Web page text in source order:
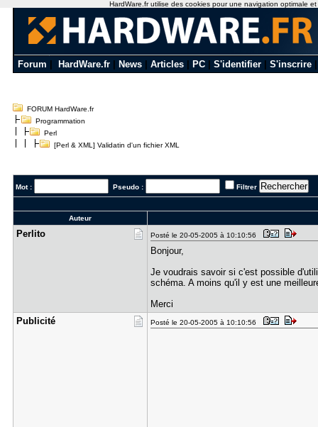
Forum HardWare.fr News Articles PC S'identifier S'inscrire
FORUM HardWare.fr
Programmation
Perl
[Perl & XML] Validatin d'un fichier XML
Mot : Pseudo : Filtrer
Auteur
Perlito Posté le 20-05-2005 à 10:10:56
Bonjour,
Je voudrais savoir si c'est possible
schéma. A moins qu'il y est une
Merci
Publicité
Posté le 20-05-2005 à 10:10:56
HardWare.fr utilise des cookies pour une navigation optimale